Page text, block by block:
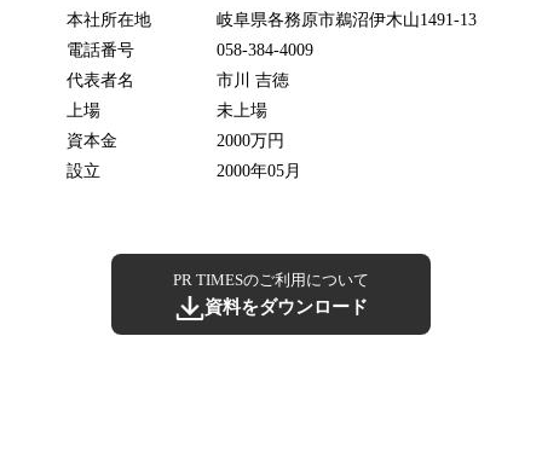
本社所在地
岐阜県各務原市鵜沼伊木山1491‐13
電話番号
058-384-4009
代表者名
市川 吉徳
上場
未上場
資本金
2000万円
設立
2000年05月
PR TIMESのご利用について
資料をダウンロード